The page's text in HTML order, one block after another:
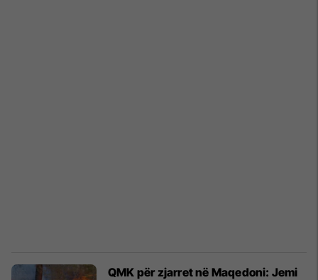
QMK për zjarret në Maqedoni: Jemi